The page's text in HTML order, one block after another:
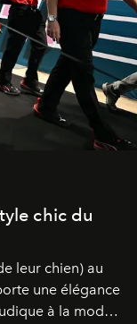
chic du
leur chien) au
une élégance
à la mode